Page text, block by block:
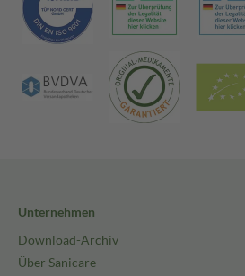
Unternehmen
Download-Archiv
Über Sanicare